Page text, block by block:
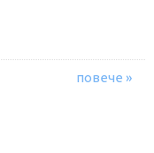
повече »